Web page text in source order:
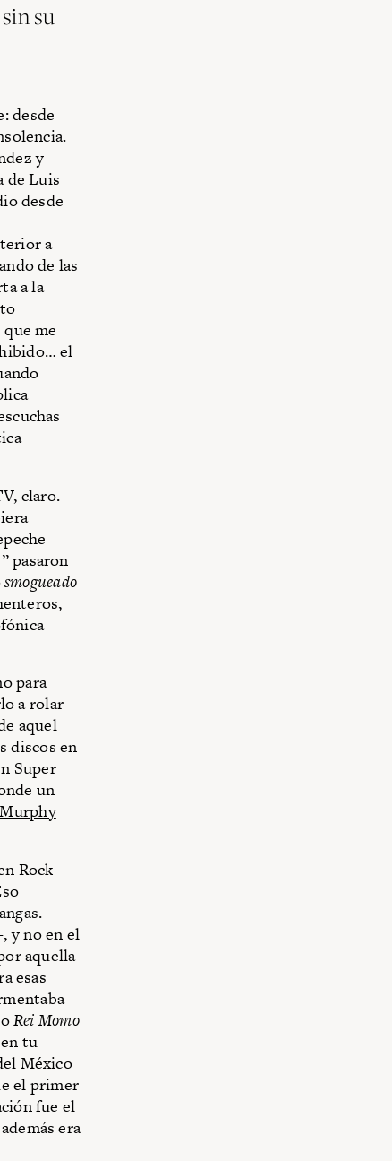
su
desde
y
de Luis
desde
a
de las
a la
me
el
claro.
pasaron
smogueado
para
a rolar
aquel
discos en
Super
un
Rock
y no en el
aquella
esas
Rei Momo
tu
México
el primer
fue el
era